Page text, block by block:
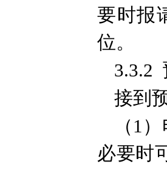
要时报
位。
3.3.2
接到
（1
必要时